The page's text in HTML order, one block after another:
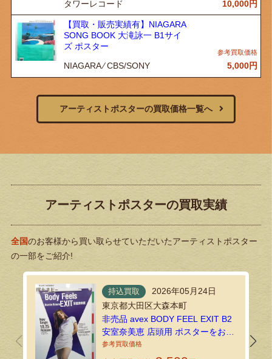
タワーレコード 10,000円
【買取・販売実績有】NIAGARA
SONG BOOK 大滝詠一 B1サイ
ズ ポスター
NIAGARA ⁄ CBS/SONY 5,000円
アーティストポスターの買取価格一覧へ
アーティストポスターの買取実績
全国のお客様から買い取らせていただいたアーティストポスター
の一部をご紹介!
持込買取
2026年05月24日
東京都大田区大森本町
非売品 avex BODY FEEL EXIT B2
安室奈美恵 店頭用 ポスターをお買
い取りいたしました｜環七ホビー
の持込買取